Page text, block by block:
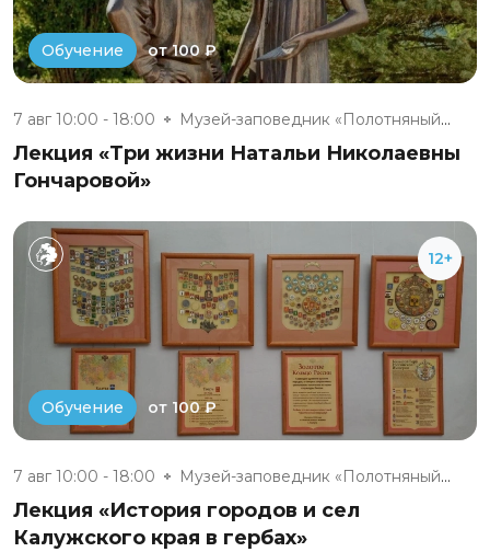
Обучение от 100 ₽
7 авг 10:00 - 18:00 Музей-заповедник «Полотняный З...
Лекция «Три жизни Натальи Николаевны
Гончаровой»
12+
Обучение от 100 ₽
7 авг 10:00 - 18:00 Музей-заповедник «Полотняный З...
Лекция «История городов и сел
Калужского края в гербах»